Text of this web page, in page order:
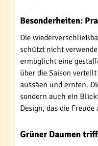
Besonderheiten:
Die
schützt nicht
ermöglicht eine
über die Saison
aussäen und ernten.
sondern auch ein
Design, das die
Grüner Daumen